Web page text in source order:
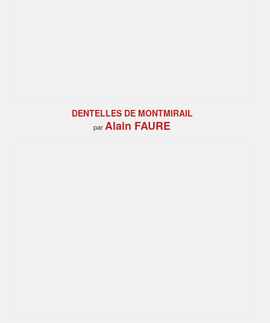
DENTELLES DE MONTMIRAIL
parAlain FAURE